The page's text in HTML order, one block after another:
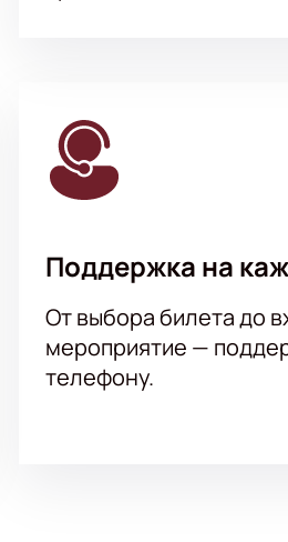
Поддержка на
От выбора билета до
мероприятие —
телефону.